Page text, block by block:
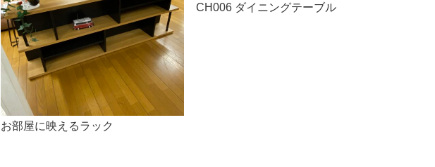
お部屋に映えるラック
CH006 ダイニングテーブル